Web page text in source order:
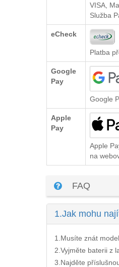
VISA,
Služba
eCheck
Platba
Google
Pay
Google
Apple
Pay
Apple
na
FAQ
1.Jak mohu
1.Musíte znát
2.Vyjměte baterii z
3.Najděte